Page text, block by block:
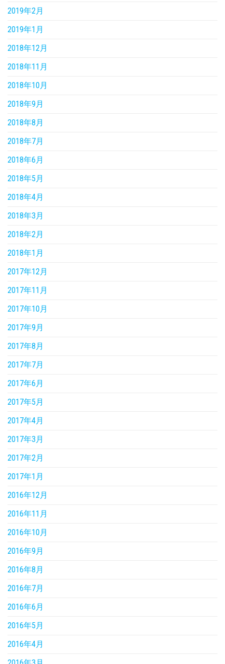
2019年2月
2019年1月
2018年12月
2018年11月
2018年10月
2018年9月
2018年8月
2018年7月
2018年6月
2018年5月
2018年4月
2018年3月
2018年2月
2018年1月
2017年12月
2017年11月
2017年10月
2017年9月
2017年8月
2017年7月
2017年6月
2017年5月
2017年4月
2017年3月
2017年2月
2017年1月
2016年12月
2016年11月
2016年10月
2016年9月
2016年8月
2016年7月
2016年6月
2016年5月
2016年4月